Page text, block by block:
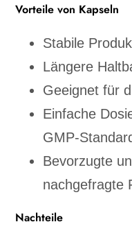
Vorteile von Kapseln
Stabile
Längere
Geeignet für
Einfache
GMP-
Bevorzugte
nachgefragte
Nachteile